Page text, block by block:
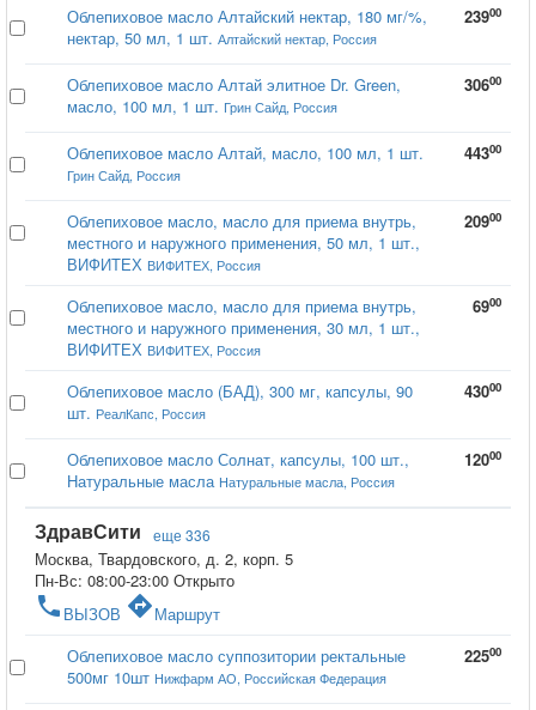
Облепиховое масло Алтайский нектар, 180 мг/%,
нектар, 50 мл, 1 шт. Алтайский нектар, Россия
23900
Облепиховое масло Алтай элитное Dr. Green,
масло, 100 мл, 1 шт. Грин Сайд, Россия
30600
Облепиховое масло Алтай, масло, 100 мл, 1 шт.
Грин Сайд, Россия
44300
Облепиховое масло, масло для приема внутрь,
местного и наружного применения, 50 мл, 1 шт.,
ВИФИТЕХ ВИФИТЕХ, Россия
20900
Облепиховое масло, масло для приема внутрь,
местного и наружного применения, 30 мл, 1 шт.,
ВИФИТЕХ ВИФИТЕХ, Россия
6900
Облепиховое масло (БАД), 300 мг, капсулы, 90
шт. РеалКапс, Россия
43000
Облепиховое масло Солнат, капсулы, 100 шт.,
Натуральные масла Натуральные масла, Россия
12000
ЗдравСити еще 336
Москва, Твардовского, д. 2, корп. 5
Пн-Вс: 08:00-23:00 Открыто
phone ВЫЗОВ directionsМаршрут
Облепиховое масло суппозитории ректальные
500мг 10шт Нижфарм АО, Российская Федерация
22500